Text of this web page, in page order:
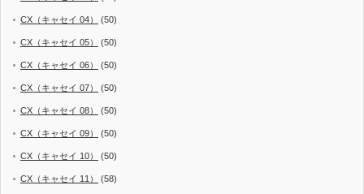
CX（キャセイ 04） (50)
CX（キャセイ 05） (50)
CX（キャセイ 06） (50)
CX（キャセイ 07） (50)
CX（キャセイ 08） (50)
CX（キャセイ 09） (50)
CX（キャセイ 10） (50)
CX（キャセイ 11） (58)